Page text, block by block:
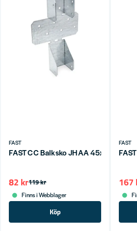
FAST
FAST CC Balksko JHAA 45x120x1,5
119 kr
82 kr
Finns i Webblager
Köp
FAST
167